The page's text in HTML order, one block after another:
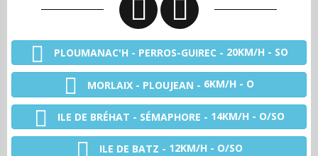
PLOUMANAC'H - PERROS-GUIREC - 20KM/H - SO
MORLAIX - PLOUJEAN - 6KM/H - O
ILE DE BRÉHAT - SÉMAPHORE - 14KM/H - O/SO
ILE DE BATZ - 12KM/H - O/SO